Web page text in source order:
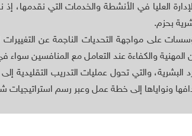
العليا في الأنشطة والخدمات التي
بحزم.
على مواجهة التحديات الناجمة عن التغييرات
المهنية والكفاءة عند التعامل مع المنافسين
البشرية، والتي تحول عمليات التدريب
ونواياها إلى خطة عمل وعبر رسم استراتيجيات